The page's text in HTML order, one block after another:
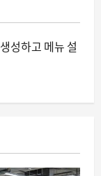
달성된 3 개의
오류가 드러나
검증
성하고 메뉴 설